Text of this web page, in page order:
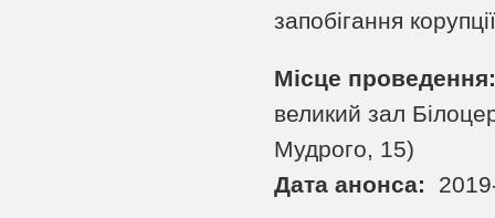
запобігання
Місце
великий зал
Мудрого, 15)
Дата анонса: